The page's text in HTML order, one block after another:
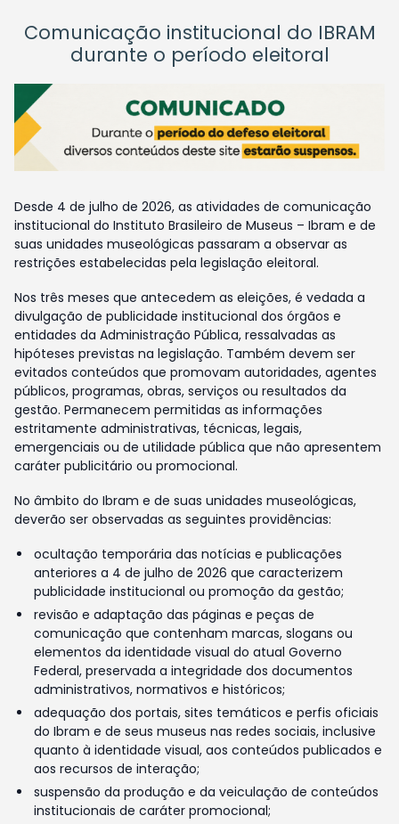
Comunicação institucional do IBRAM
durante o período eleitoral
Desde 4 de julho de 2026, as atividades de comunicação
institucional do Instituto Brasileiro de Museus – Ibram e de
suas unidades museológicas passaram a observar as
restrições estabelecidas pela legislação eleitoral.
Nos três meses que antecedem as eleições, é vedada a
divulgação de publicidade institucional dos órgãos e
entidades da Administração Pública, ressalvadas as
hipóteses previstas na legislação. Também devem ser
evitados conteúdos que promovam autoridades, agentes
públicos, programas, obras, serviços ou resultados da
gestão. Permanecem permitidas as informações
estritamente administrativas, técnicas, legais,
emergenciais ou de utilidade pública que não apresentem
caráter publicitário ou promocional.
No âmbito do Ibram e de suas unidades museológicas,
deverão ser observadas as seguintes providências:
ocultação temporária das notícias e publicações
anteriores a 4 de julho de 2026 que caracterizem
publicidade institucional ou promoção da gestão;
revisão e adaptação das páginas e peças de
comunicação que contenham marcas, slogans ou
elementos da identidade visual do atual Governo
Federal, preservada a integridade dos documentos
administrativos, normativos e históricos;
adequação dos portais, sites temáticos e perfis oficiais
do Ibram e de seus museus nas redes sociais, inclusive
quanto à identidade visual, aos conteúdos publicados e
aos recursos de interação;
suspensão da produção e da veiculação de conteúdos
institucionais de caráter promocional;